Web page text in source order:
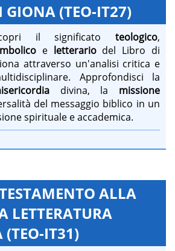
GIONA (TEO-IT27)
il significato teologico,
e letterariodel Libro di
attraverso un'analisi critica e
Approfondisci la
divina, la missione
del messaggio biblico in un
spirituale e accademica.
ALLA
LETTERATURA
(TEO-IT31)